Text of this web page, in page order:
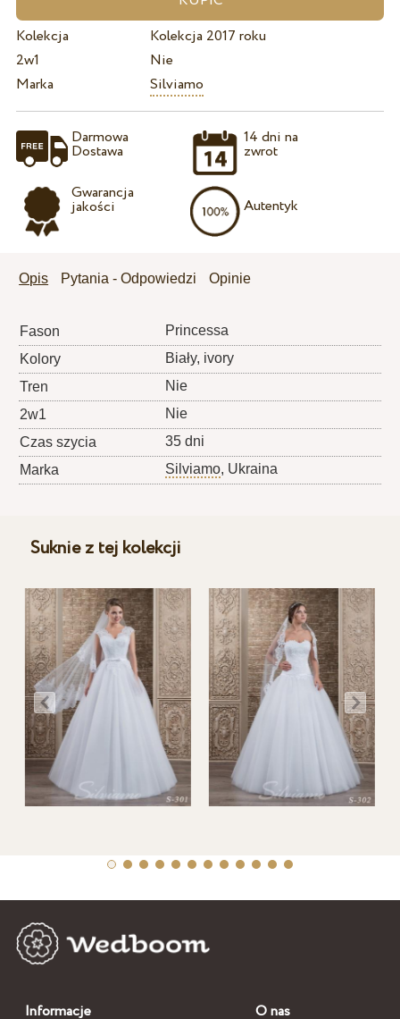
Kolekcja
Kolekcja 2017 roku
2w1
Nie
Marka
Silviamo
Darmowa
Dostawa
Gwarancja
jakości
14 dni na
zwrot
Autentyk
Opis Pytania - Odpowiedzi Opinie
Fason
Princessa
Kolory
Biały, ivory
Tren
Nie
2w1
Nie
Czas szycia
35 dni
Marka
Silviamo, Ukraina
Suknie z tej kolekcji
Informacje O nas